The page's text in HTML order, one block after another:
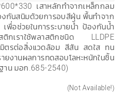
เสาหลักทำจากเหล็กกลม
กันสนิมด้วยการอบสีฝุ่น พื้นทำจาก
อช่วยในการระบายน้ำ ป้องกันน้ำ
กเราใช้พลาสติกชนิด LLDPE
มิตรต่อสิ่งแวดล้อม สีสัน สดใส ทน
ยงานผลการทดสอบโลหะหนักในชิ้น
าน มอก.685-2540)
(Not Available!)